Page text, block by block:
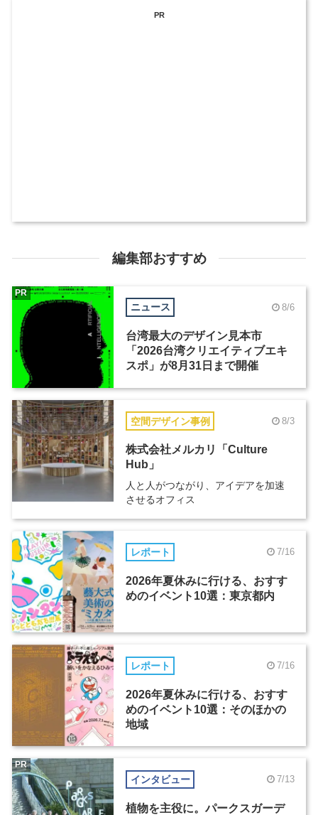
PR
編集部おすすめ
ニュース 8/6
台湾最大のデザイン見本市
「2026台湾クリエイティブエキ
スポ」が8月31日まで開催
PR
空間デザイン事例 8/3
株式会社メルカリ「Culture
Hub」
人と人がつながり、アイデアを加速
させるオフィス
レポート 7/16
2026年夏休みに行ける、おすす
めのイベント10選：東京都内
レポート 7/16
2026年夏休みに行ける、おすす
めのイベント10選：そのほかの
地域
インタビュー 7/13
植物を主役に。パークスガーデ
PR